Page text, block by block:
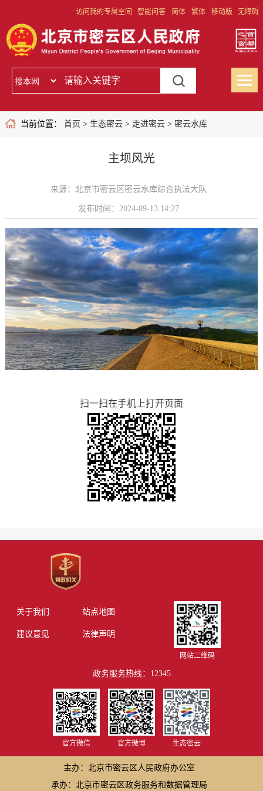
访问我的专属空间 智能问答 简体 繁体 移动版 无障碍
当前位置： 首页 > 生态密云> 走进密云> 密云水库
主坝风光
来源：北京市密云区密云水库综合执法大队
发布时间：2024-09-13 14:27
扫一扫在手机上打开页面
关于我们 站点地图
建议意见 法律声明
网站二维码
政务服务热线：12345
官方微信 官方微博 生态密云
主办：北京市密云区人民政府办公室
承办：北京市密云区政务服务和数据管理局